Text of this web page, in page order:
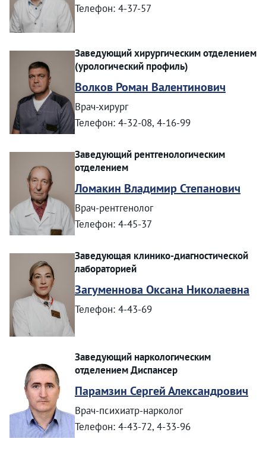
Телефон: 4-37-57
Заведующий хирургическим отделением
(урологический профиль)
Волков Роман Валентинович
Врач-хирург
Телефон: 4-32-08, 4-16-99
Заведующий рентгенологическим
отделением
Ломакин Владимир Степанович
Врач-рентгенолог
Телефон: 4-45-37
Заведующая клинико-диагностической
лабораторией
Загуменнова Оксана Николаевна
Телефон: 4-43-69
Заведующий наркологическим
отделением Диспансер
Парамзин Сергей Александрович
Врач-психиатр-нарколог
Телефон: 4-43-72, 4-33-96